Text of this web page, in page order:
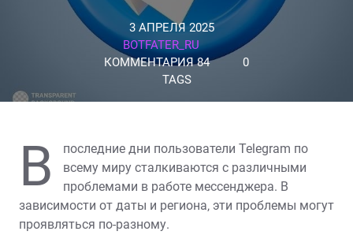
3 АПРЕЛЯ 2025
BOTFATER_RU
КОММЕНТАРИЯ 84
0
TAGS
В
последние дни пользователи Telegram по
всему миру сталкиваются с различными
проблемами в работе мессенджера. В
зависимости от даты и региона‚ эти проблемы могут
проявляться по-разному.